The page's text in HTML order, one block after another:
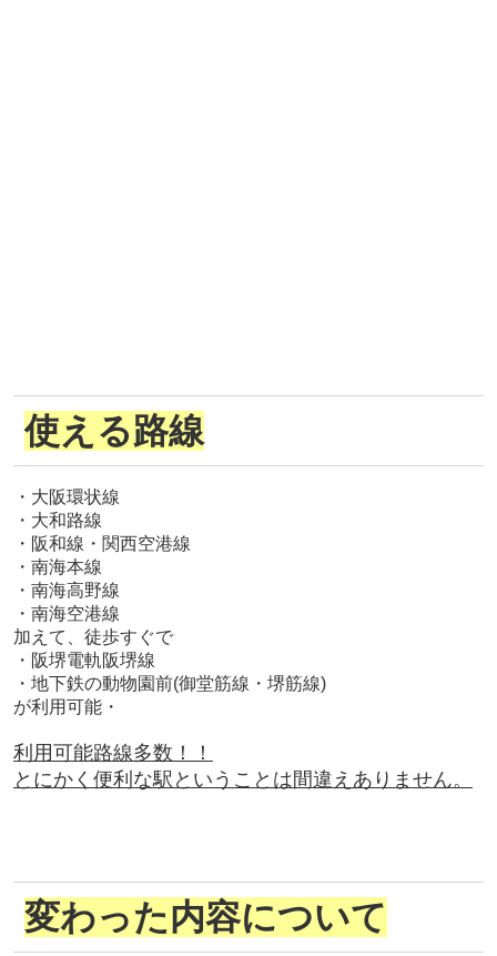
使える路線
・大阪環状線
・大和路線
・阪和線・関西空港線
・南海本線
・南海高野線
・南海空港線
加えて、徒歩すぐで
・阪堺電軌阪堺線
・地下鉄の動物園前(御堂筋線・堺筋線)
が利用可能・
利用可能路線多数！！
とにかく便利な駅ということは間違えありません。
変わった内容について